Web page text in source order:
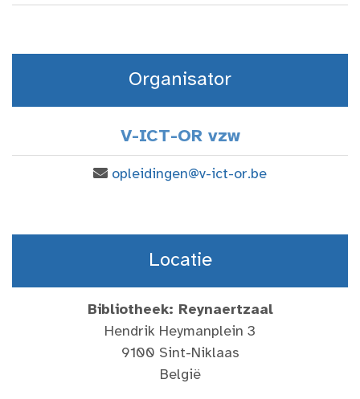
Organisator
V-ICT-OR vzw
opleidingen@v-ict-or.be
Locatie
Bibliotheek: Reynaertzaal
Hendrik Heymanplein 3
9100 Sint-Niklaas
België